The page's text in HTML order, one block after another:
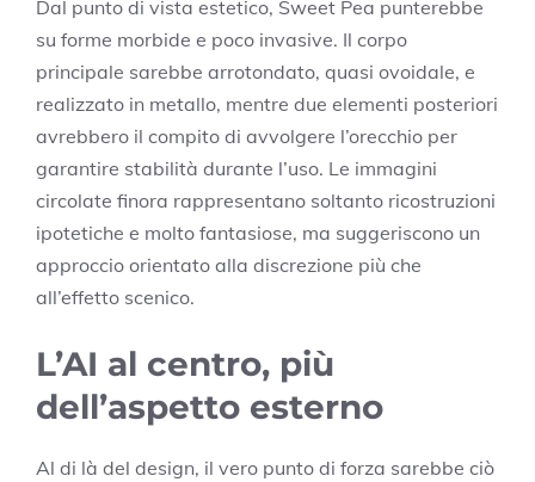
Dal punto di vista estetico, Sweet Pea punterebbe
su forme morbide e poco invasive. Il corpo
principale sarebbe arrotondato, quasi ovoidale, e
realizzato in metallo, mentre due elementi posteriori
avrebbero il compito di avvolgere l’orecchio per
garantire stabilità durante l’uso. Le immagini
circolate finora rappresentano soltanto ricostruzioni
ipotetiche e molto fantasiose, ma suggeriscono un
approccio orientato alla discrezione più che
all’effetto scenico.
L’AI al centro, più
dell’aspetto esterno
Al di là del design, il vero punto di forza sarebbe ciò